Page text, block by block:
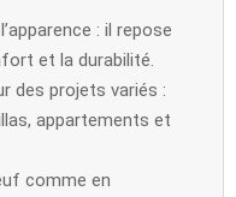
: il repose
et la durabilité.
des projets variés :
appartements et
comme en